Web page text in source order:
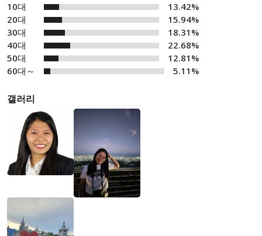
10대
13.42%
20대
15.94%
30대
18.31%
40대
22.68%
50대
12.81%
60대～
5.11%
갤러리